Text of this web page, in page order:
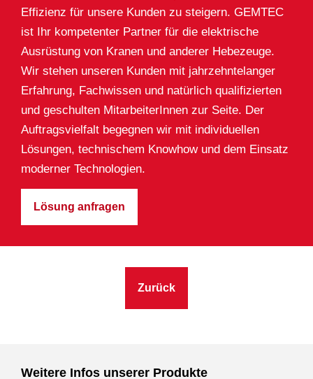
Effizienz für unsere Kunden zu steigern. GEMTEC
ist Ihr kompetenter Partner für die elektrische
Ausrüstung von Kranen und anderer Hebezeuge.
Wir stehen unseren Kunden mit jahrzehntelanger
Erfahrung, Fachwissen und natürlich qualifizierten
und geschulten MitarbeiterInnen zur Seite. Der
Auftragsvielfalt begegnen wir mit individuellen
Lösungen, technischem Knowhow und dem Einsatz
moderner Technologien.
Lösung anfragen
Zurück
Weitere Infos unserer Produkte